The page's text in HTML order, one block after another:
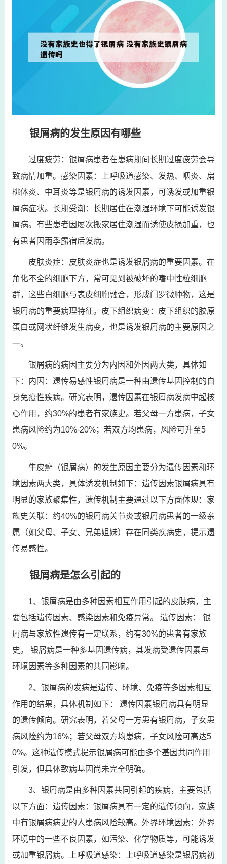
银屑病的发生原因有哪些
过度疲劳：银屑病患者在患病期间长期过度疲劳会导
致病情加重。感染因素：上呼吸道感染、发热、咽炎、扁
桃体炎、中耳炎等是银屑病的诱发因素，可诱发或加重银
屑病症状。长期受潮：长期居住在潮湿环境下可能诱发银
屑病。有些患者因屡次搬家居住潮湿而诱使皮损加重，也
有患者因雨季露宿后发病。
皮肤炎症：皮肤炎症也是诱发银屑病的重要因素。在
角化不全的细胞下方，常可见到被破坏的嗜中性粒细胞
群，这些白细胞与表皮细胞融合，形成门罗微肿物，这是
银屑病的重要病理特征。皮下组织病变：皮下组织的胶原
蛋白或网状纤维发生病变，也是诱发银屑病的主要原因之
一。
银屑病的病因主要分为内因和外因两大类，具体如
下：内因：遗传易感性银屑病是一种由遗传基因控制的自
身免疫性疾病。研究表明，遗传因素在银屑病发病中起核
心作用，约30%的患者有家族史。若父母一方患病，子女
患病风险约为10%-20%；若双方均患病，风险可升至5
0%。
牛皮癣（银屑病）的发生原因主要分为遗传因素和环
境因素两大类，具体诱发机制如下：遗传因素银屑病具有
明显的家族聚集性，遗传机制主要通过以下方面体现：家
族史关联：约40%的银屑病关节炎或银屑病患者的一级亲
属（如父母、子女、兄弟姐妹）存在同类疾病史，提示遗
传易感性。
银屑病是怎么引起的
1、银屑病是由多种因素相互作用引起的皮肤病，主
要包括遗传因素、感染因素和免疫异常。 遗传因素： 银
屑病与家族性遗传有一定联系，约有30%的患者有家族
史。 银屑病是一种多基因遗传病，其发病受遗传因素与
环境因素等多种因素的共同影响。
2、银屑病的发病是遗传、环境、免疫等多因素相互
作用的结果，具体机制如下： 遗传因素银屑病具有明显
的遗传倾向。研究表明，若父母一方患有银屑病，子女患
病风险约为16%；若父母双方均患病，子女风险可高达5
0%。这种遗传模式提示银屑病可能由多个基因共同作用
引发，但具体致病基因尚未完全明确。
3、银屑病是由多种因素共同引起的疾病，主要包括
以下方面：遗传因素：银屑病具有一定的遗传倾向，家族
中有银屑病病史的人患病风险较高。外界环境因素：外界
环境中的一些不良因素，如污染、化学物质等，可能诱发
或加重银屑病。上呼吸道感染：上呼吸道感染是银屑病初